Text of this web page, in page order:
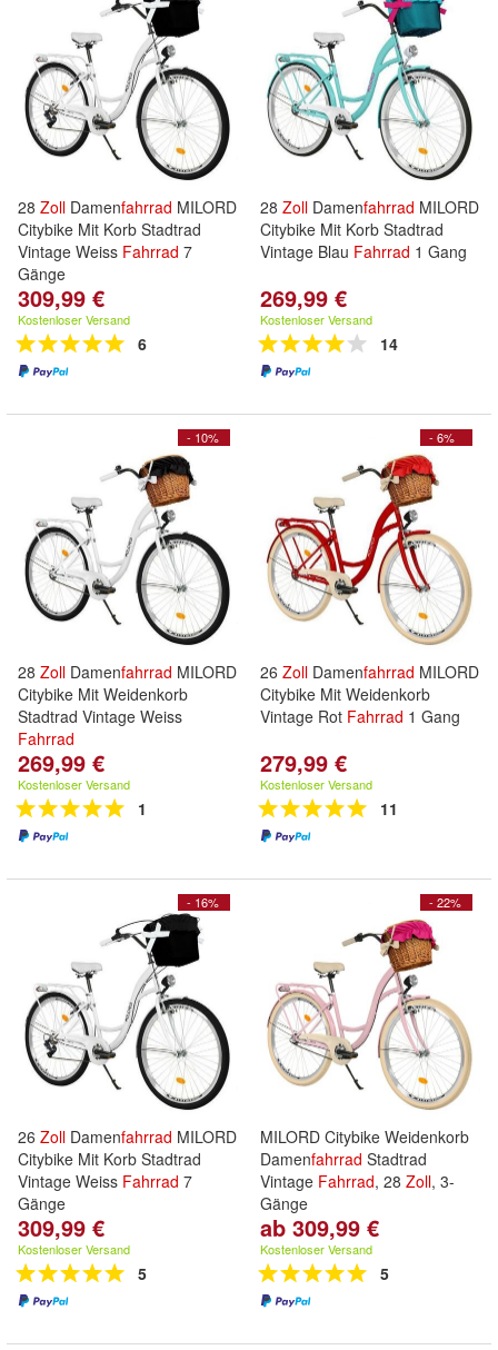
28 Zoll Damenfahrrad MILORD
Citybike Mit Korb Stadtrad
Vintage Weiss Fahrrad 7
Gänge
309,99 €
Kostenloser Versand
6
28 Zoll Damenfahrrad MILORD
Citybike Mit Korb Stadtrad
Vintage Blau Fahrrad 1 Gang
269,99 €
Kostenloser Versand
14
- 10%
28 Zoll Damenfahrrad MILORD
Citybike Mit Weidenkorb
Stadtrad Vintage Weiss
Fahrrad
269,99 €
Kostenloser Versand
1
- 6%
26 Zoll Damenfahrrad MILORD
Citybike Mit Weidenkorb
Vintage Rot Fahrrad 1 Gang
279,99 €
Kostenloser Versand
11
- 16%
26 Zoll Damenfahrrad MILORD
Citybike Mit Korb Stadtrad
Vintage Weiss Fahrrad 7
Gänge
309,99 €
Kostenloser Versand
5
- 22%
MILORD Citybike Weidenkorb
Damenfahrrad Stadtrad
Vintage Fahrrad, 28 Zoll, 3-
Gänge
ab 309,99 €
Kostenloser Versand
5